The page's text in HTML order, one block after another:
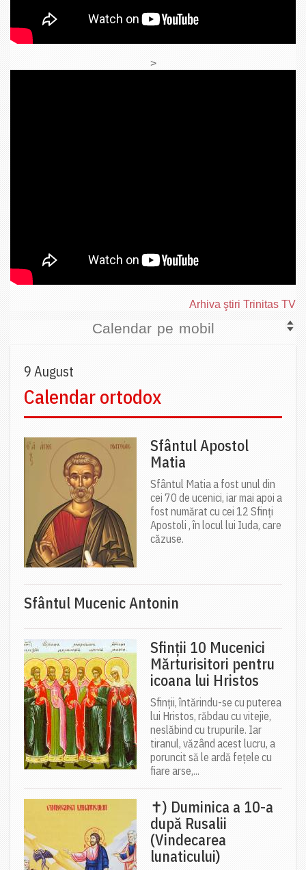
>
Arhiva ştiri Trinitas TV
Calendar pe mobil
9 August
Calendar ortodox
Sfântul Apostol
Matia
Sfântul Matia a fost unul din
cei 70 de ucenici, iar mai apoi a
fost numărat cu cei 12 Sfinți
Apostoli , în locul lui Iuda, care
căzuse.
Sfântul Mucenic Antonin
Sfinții 10 Mucenici
Mărturisitori pentru
icoana lui Hristos
Sfinții, întărindu-se cu puterea
lui Hristos, răbdau cu vitejie,
neslăbind cu trupurile. Iar
tiranul, văzând acest lucru, a
poruncit să le ardă fețele cu
fiare arse,...
✝) Duminica a 10-a
după Rusalii
(Vindecarea
lunaticului)